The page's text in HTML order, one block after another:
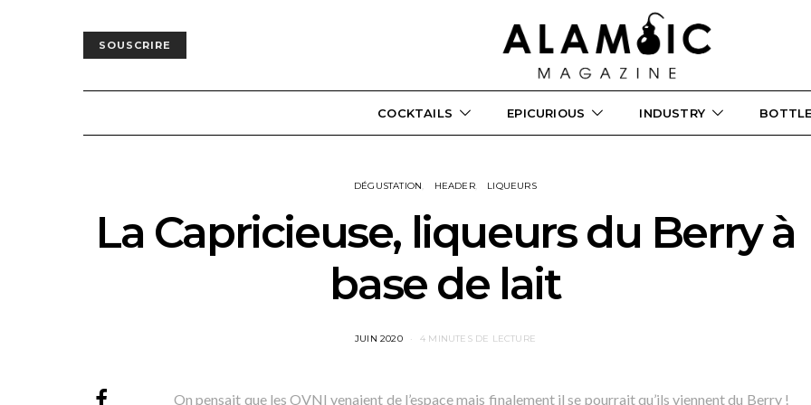
SOUSCRIRE
COCKTAILS EPICURIOUS INDUSTRY
DÉGUSTATION HEADER LIQUEURS
La Capricieuse, liqueurs du Berry à
base de lait
POSTED
JUIN 2020 4 MINUTES DE LECTURE
On pensait que les OVNI venaient de l’espace mais finalement il se pourrait qu’ils viennent du Berry !